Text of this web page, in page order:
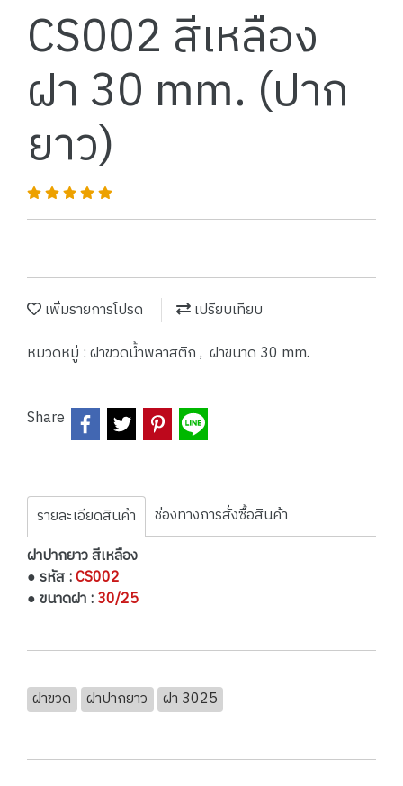
CS002 สีเหลือง
ฝา 30 mm. (ปาก
ยาว)
เพิ่มรายการโปรด
เปรียบเทียบ
หมวดหมู่ :ฝาขวดน้ำพลาสติก, ฝาขนาด 30 mm.
Share
รายละเอียดสินค้า
ช่องทางการสั่งซื้อสินค้า
ฝาปากยาว สีเหลือง
● รหัส :CS002
● ขนาดฝา :30/25
ฝาขวด ฝาปากยาว ฝา 3025